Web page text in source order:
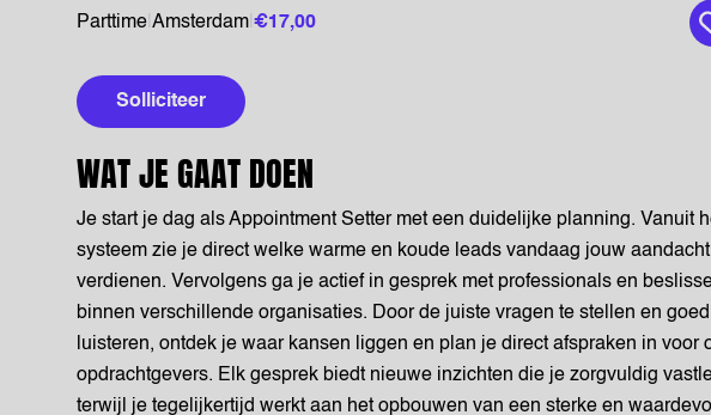
Parttime Amsterdam €17,00
Solliciteer
WAT JE GAAT DOEN
Je start je dag als Appointment Setter met een duidelijke planning. Vanuit
systeem zie je direct welke warme en koude leads vandaag jouw aandacht
verdienen. Vervolgens ga je actief in gesprek met professionals en
binnen verschillende organisaties. Door de juiste vragen te stellen en
luisteren, ontdek je waar kansen liggen en plan je direct afspraken in voor
opdrachtgevers. Elk gesprek biedt nieuwe inzichten die je zorgvuldig
terwijl je tegelijkertijd werkt aan het opbouwen van een sterke en